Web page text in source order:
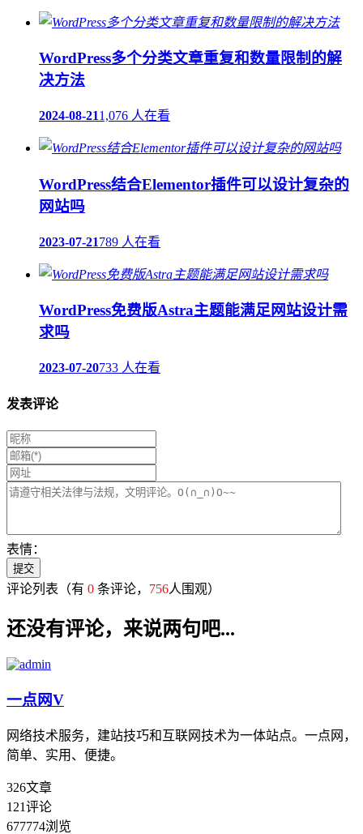
WordPress多个分类文章重复和数量限制的解
决方法
2024-08-211,076 人在看
WordPress结合Elementor插件可以设计复杂的
网站吗
2023-07-21789 人在看
WordPress免费版Astra主题能满足网站设计需
求吗
2023-07-20733 人在看
发表评论
表情：
评论列表 （有 0 条评论， 756人围观）
还没有评论，来说两句吧...
一点网V
网络技术服务，建站技巧和互联网技术为一体站点。一点网，
简单、实用、便捷。
326文章
121评论
677774浏览